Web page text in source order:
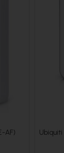
AF) Ubiquiti